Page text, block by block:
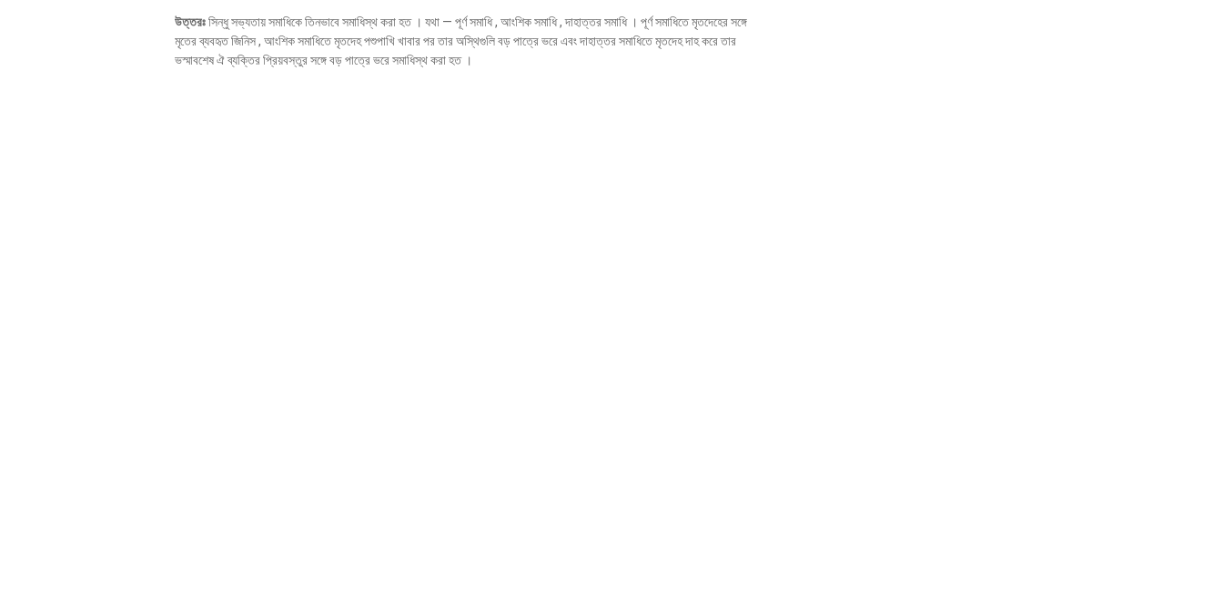
উত্তরঃসিন্ধু সভ্যতায় সমাধিকে তিনভাবে সমাধিস্থ করা হত । যথা — পূর্ণ সমাধি , আংশিক সমাধি , দাহাত্তর সমাধি । পূর্ণ সমাধিতে মৃতদেহের সঙ্গে
মৃতের ব্যবহৃত জিনিস , আংশিক সমাধিতে মৃতদেহ পশুপাখি খাবার পর তার অস্থিগুলি বড় পাত্রে ভরে এবং দাহাত্তর সমাধিতে মৃতদেহ দাহ করে তার
ভস্মাবশেষ ঐ ব্যক্তির প্রিয়বস্তুর সঙ্গে বড় পাত্রে ভরে সমাধিস্থ করা হত ।